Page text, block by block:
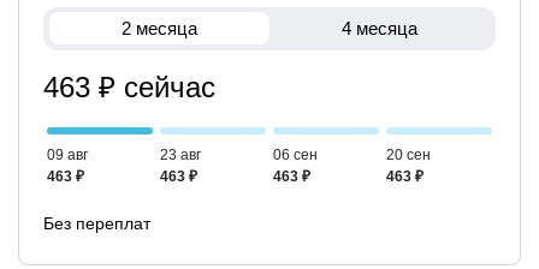
2 месяца 4 месяца
463 ₽ сейчас
09 авг
463 ₽
23 авг
463 ₽
06 сен
463 ₽
20 сен
463 ₽
Без переплат